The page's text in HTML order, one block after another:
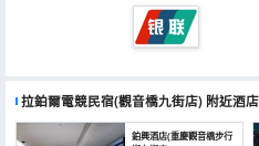
拉鉑爾電競民宿(觀音橋九街店) 附近酒
鉑興酒店(重慶觀音橋步行